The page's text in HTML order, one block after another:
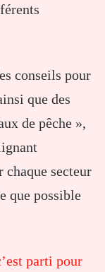
conseils pour
que des
de pêche »,
chaque secteur
que possible
parti pour